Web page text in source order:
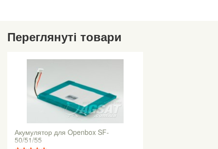
Переглянуті товари
Акумулятор для Openbox SF-
50/51/55